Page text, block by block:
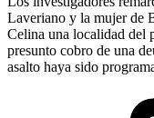
Laveriano y la mujer de
Celina una localidad del
presunto cobro de una
asalto haya sido